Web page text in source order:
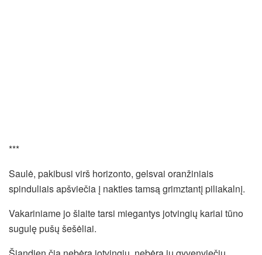
***
Saulė, pakibusi virš horizonto, gelsvai oranžiniais
spinduliais apšviečia į nakties tamsą grimztantį piliakalnį.
Vakariniame jo šlaite tarsi miegantys jotvingių kariai tūno
sugulę pušų šešėliai.